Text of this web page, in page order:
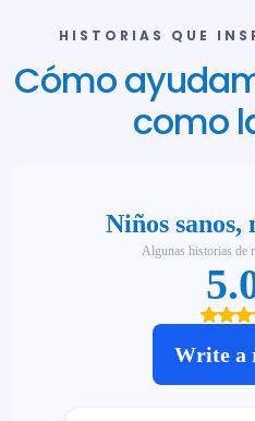
HISTORIAS QUE
Cómo
como